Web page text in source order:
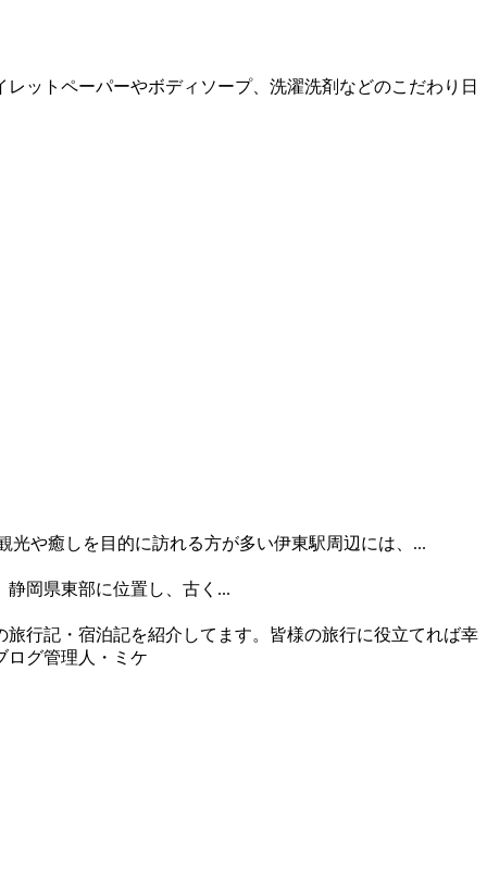
ットペーパーやボディソープ、洗濯洗剤などのこだわり日
や癒しを目的に訪れる方が多い伊東駅周辺には、...
岡県東部に位置し、古く...
行記・宿泊記を紹介してます。皆様の旅行に役立てれば幸
ログ管理人・ミケ